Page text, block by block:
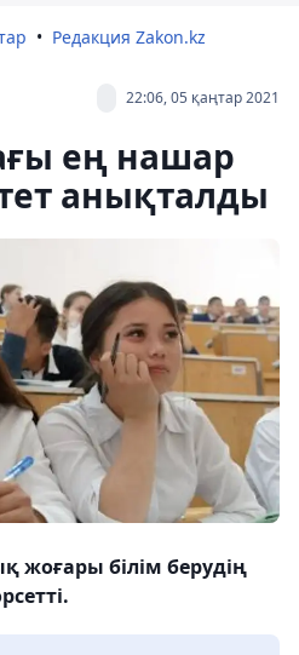
Редакция Zakon.kz
22:06, 05 қаңтар 2021
ең нашар
анықталды
жоғары білім берудің